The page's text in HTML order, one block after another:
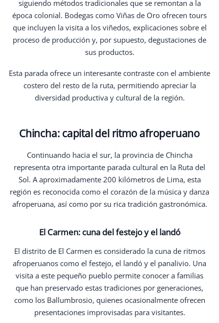
siguiendo métodos tradicionales que se remontan a la
época colonial. Bodegas como Viñas de Oro ofrecen tours
que incluyen la visita a los viñedos, explicaciones sobre el
proceso de producción y, por supuesto, degustaciones de
sus productos.
Esta parada ofrece un interesante contraste con el ambiente
costero del resto de la ruta, permitiendo apreciar la
diversidad productiva y cultural de la región.
Chincha: capital del ritmo afroperuano
Continuando hacia el sur, la provincia de Chincha
representa otra importante parada cultural en la Ruta del
Sol. A aproximadamente 200 kilómetros de Lima, esta
región es reconocida como el corazón de la música y danza
afroperuana, así como por su rica tradición gastronómica.
El Carmen: cuna del festejo y el landó
El distrito de El Carmen es considerado la cuna de ritmos
afroperuanos como el festejo, el landó y el panalivio. Una
visita a este pequeño pueblo permite conocer a familias
que han preservado estas tradiciones por generaciones,
como los Ballumbrosio, quienes ocasionalmente ofrecen
presentaciones improvisadas para visitantes.